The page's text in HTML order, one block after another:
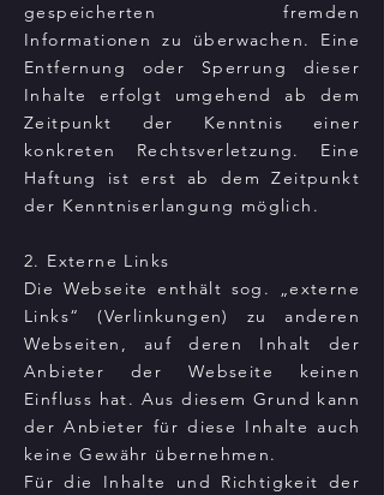
gespeicherten fremden
Informationen zu überwachen. Eine
Entfernung oder Sperrung dieser
Inhalte erfolgt umgehend ab dem
Zeitpunkt der Kenntnis einer
konkreten Rechtsverletzung. Eine
Haftung ist erst ab dem Zeitpunkt
der Kenntniserlangung möglich.
2. Externe Links
Die Webseite enthält sog. „externe
Links“ (Verlinkungen) zu anderen
Webseiten, auf deren Inhalt der
Anbieter der Webseite keinen
Einfluss hat. Aus diesem Grund kann
der Anbieter für diese Inhalte auch
keine Gewähr übernehmen.
Für die Inhalte und Richtigkeit der